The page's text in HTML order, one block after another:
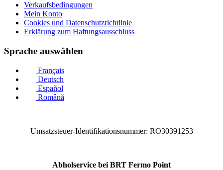
Verkaufsbedingungen
Mein Konto
Cookies und Datenschutzrichtlinie
Erklärung zum Haftungsausschluss
Sprache auswählen
Français
Deutsch
Español
Română
Umsatzsteuer-Identifikationsnummer: RO30391253
Abholservice bei BRT Fermo Point